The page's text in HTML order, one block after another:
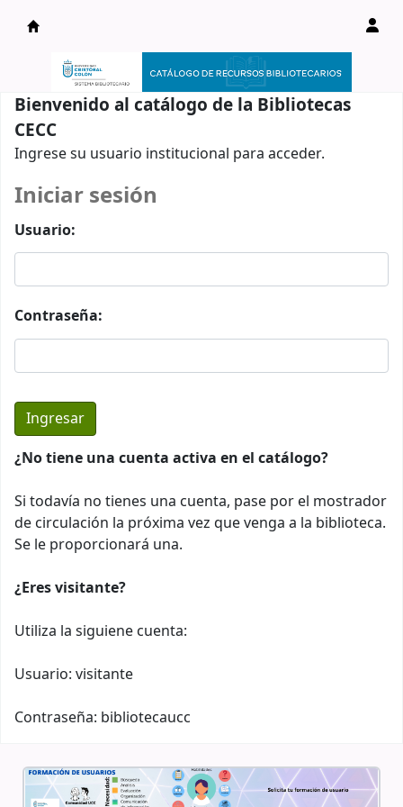
Catálogo en línea
Bienvenido al catálogo de la Bibliotecas
CECC
Ingrese su usuario institucional para acceder.
Iniciar sesión
Usuario:
Contraseña:
¿No tiene una cuenta activa en el catálogo?
Si todavía no tienes una cuenta, pase por el mostrador
de circulación la próxima vez que venga a la biblioteca.
Se le proporcionará una.
¿Eres visitante?
Utiliza la siguiene cuenta:
Usuario: visitante
Contraseña: bibliotecaucc